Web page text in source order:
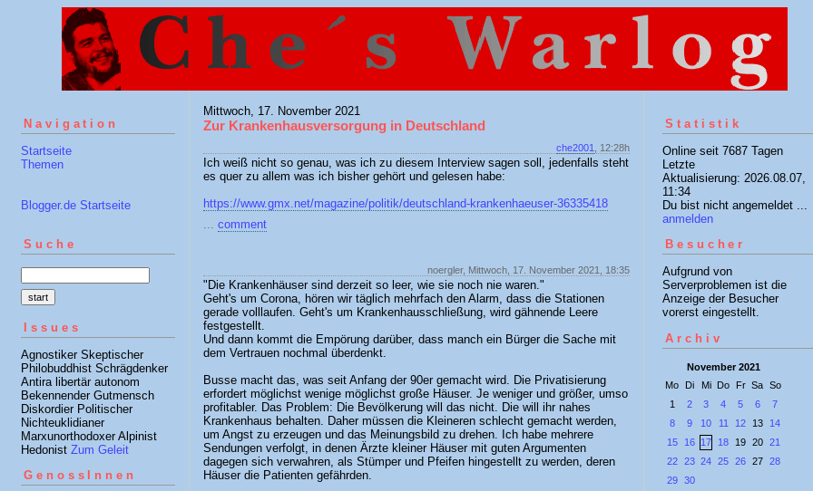
Navigation
Startseite
Themen
Blogger.de Startseite
Suche
Issues
Agnostiker Skeptischer
Philobuddhist Schrägdenker
Antira libertär autonom
Bekennender Gutmensch
Diskordier Politischer
Nichteuklidianer
Marxunorthodoxer Alpinist
Hedonist Zum Geleit
GenossInnen
Mittwoch, 17. November 2021
Zur Krankenhausversorgung in Deutschland
che2001 , 12:28h
Ich weiß nicht so genau, was ich zu diesem Interview sagen soll, jedenfalls steht
es quer zu allem was ich bisher gehört und gelesen habe:
https://www.gmx.net/magazine/politik/deutschland-krankenhaeuser-36335418
... comment
noergler, Mittwoch, 17. November 2021, 18:35
"Die Krankenhäuser sind derzeit so leer, wie sie noch nie waren."
Geht's um Corona, hören wir täglich mehrfach den Alarm, dass die Stationen
gerade volllaufen. Geht's um Krankenhausschließung, wird gähnende Leere
festgestellt.
Und dann kommt die Empörung darüber, dass manch ein Bürger die Sache mit
dem Vertrauen nochmal überdenkt.
Busse macht das, was seit Anfang der 90er gemacht wird. Die Privatisierung
erfordert möglichst wenige möglichst große Häuser. Je weniger und größer, umso
profitabler. Das Problem: Die Bevölkerung will das nicht. Die will ihr nahes
Krankenhaus behalten. Daher müssen die Kleineren schlecht gemacht werden,
um Angst zu erzeugen und das Meinungsbild zu drehen. Ich habe mehrere
Sendungen verfolgt, in denen Ärzte kleiner Häuser mit guten Argumenten
dagegen sich verwahren, als Stümper und Pfeifen hingestellt zu werden, deren
Häuser die Patienten gefährden.
Statistik
Online seit 7687 Tagen
Letzte
Aktualisierung: 2026.08.07,
11:34
Du bist nicht angemeldet ...
anmelden
Besucher
Aufgrund von
Serverproblemen ist die
Anzeige der Besucher
vorerst eingestellt.
Archiv
November 2021
Mo
Di Mi Do Fr Sa So
1
2 3 4 5 6
7
8
9 10 11 12 13
14
15
16 17 18 19 20
21
22
23 24 25 26 27
28
29
30